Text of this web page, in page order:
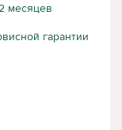
месяцев
гарантии